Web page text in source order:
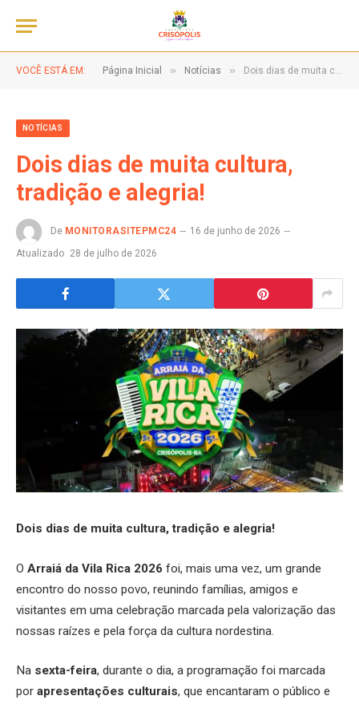
VOCÊ ESTÁ EM: Página Inicial » Notícias » Dois dias de muita cultura, tradição e alegria!
NOTÍCIAS
Dois dias de muita cultura,
tradição e alegria!
De MONITORASITEPMC24
16 de junho de 2026
Atualizado 28 de julho de 2026
Dois dias de muita cultura, tradição e alegria!
O Arraiá da Vila Rica 2026 foi, mais uma vez, um grande
encontro do nosso povo, reunindo famílias, amigos e
visitantes em uma celebração marcada pela valorização das
nossas raízes e pela força da cultura nordestina.
Na sexta-feira, durante o dia, a programação foi marcada
por apresentações culturais, que encantaram o público e